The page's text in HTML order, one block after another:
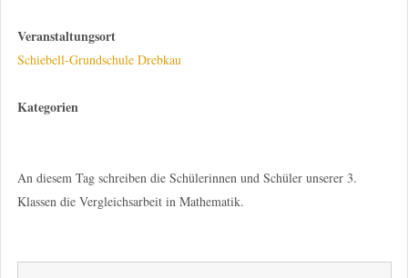
Veranstaltungsort
Schiebell-Grundschule Drebkau
Kategorien
An diesem Tag schreiben die Schülerinnen und Schüler unserer 3.
Klassen die Vergleichsarbeit in Mathematik.